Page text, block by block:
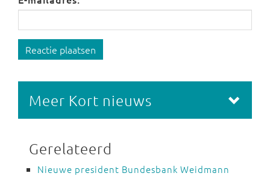
Reactie plaatsen
Meer Kort nieuws
Gerelateerd
Nieuwe president Bundesbank Weidmann